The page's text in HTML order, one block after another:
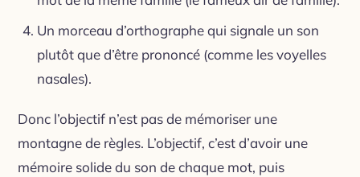
Un morceau d’orthographe qui signale un son
plutôt que d’être prononcé (comme les voyelles
nasales).
Donc l’objectif n’est pas de mémoriser une
montagne de règles. L’objectif, c’est d’avoir une
mémoire solide du son de chaque mot, puis